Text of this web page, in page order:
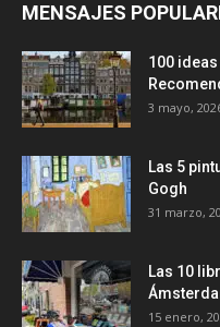
MENSAJES
100
3 mayo,
Las 5
Gogh
31 marzo,
Las 10
15 enero,